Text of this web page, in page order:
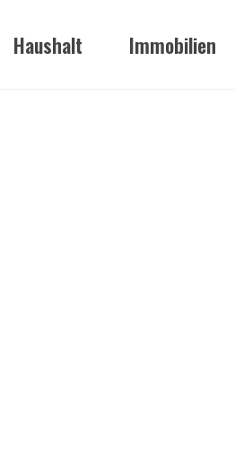
Haushalt Immobilien